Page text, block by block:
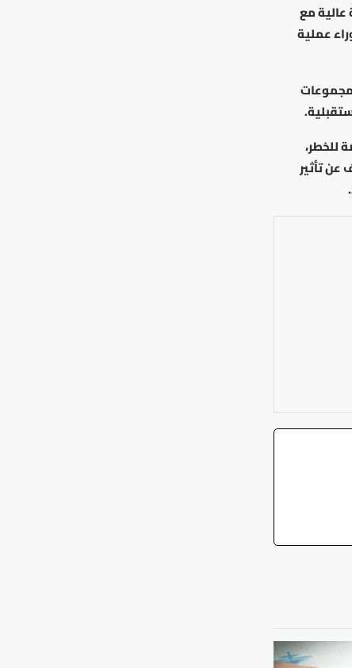
عالية مع
عملية
مجموعات
للخطر،
عن تأثير